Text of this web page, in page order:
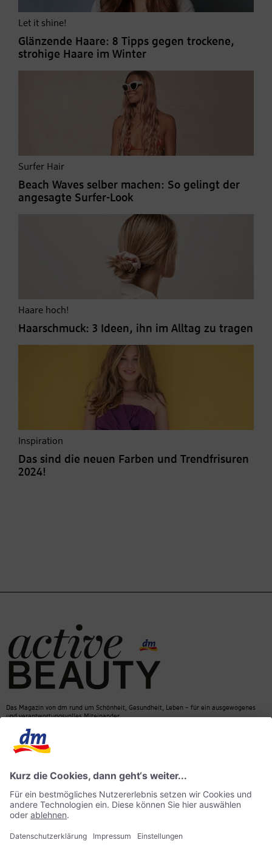
Let it shine!
Glänzende Haare: 8 Tipps gegen trockene,
strohige Haare im Winter
Surfer Hair
Beach Waves selber machen: So gelingt der
angesagte Surfer-Look
Haare hoch!
Haarschmuck: 3 Ideen, ihn im Alltag zu tragen
Inspiration
Das sind die neuen Farben und Trendfrisuren
2024!
Das Magazin von dm rund um Schönheit, Gesundheit, Leben – für ein ausgewogenes
und verantwortungsvolles Miteinander.